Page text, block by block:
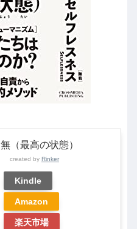
無（最高の状態）
created by Rinker
Kindle
Amazon
楽天市場